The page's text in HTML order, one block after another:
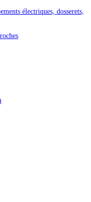
électriques, dosserets,